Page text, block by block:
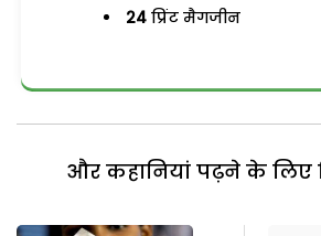
24 प्रिंट मैगजीन
और कहानियां पढ़ने के लिए